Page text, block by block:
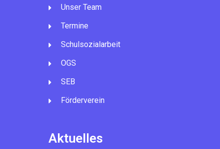
Unser Team
Termine
Schulsozialarbeit
OGS
SEB
Förderverein
Aktuelles